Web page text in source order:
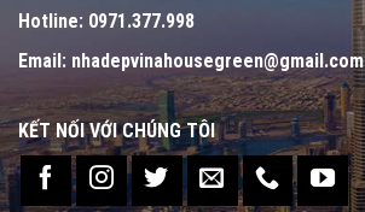
Hotline: 0971.377.998
Email: nhadepvinahousegreen@gmail.com
KẾT NỐI VỚI CHÚNG TÔI